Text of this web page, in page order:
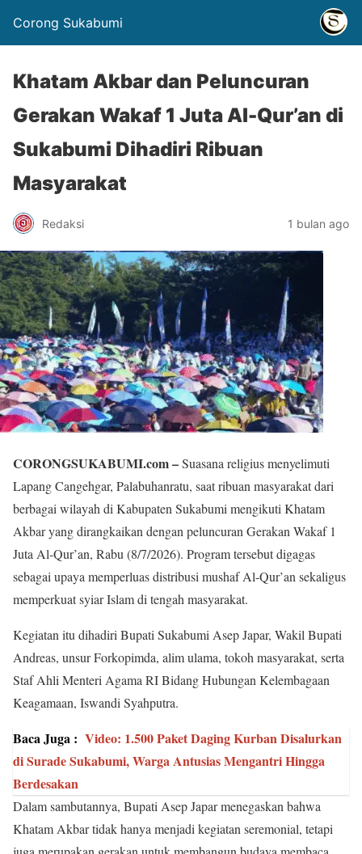
Corong Sukabumi
Khatam Akbar dan Peluncuran
Gerakan Wakaf 1 Juta Al-Qur’an di
Sukabumi Dihadiri Ribuan
Masyarakat
Redaksi 1 bulan ago
CORONGSUKABUMI.com –Suasana religius menyelimuti
Lapang Cangehgar, Palabuhanratu, saat ribuan masyarakat dari
berbagai wilayah di Kabupaten Sukabumi mengikuti Khatam
Akbar yang dirangkaikan dengan peluncuran Gerakan Wakaf 1
Juta Al-Qur’an, Rabu (8/7/2026). Program tersebut digagas
sebagai upaya memperluas distribusi mushaf Al-Qur’an sekaligus
memperkuat syiar Islam di tengah masyarakat.
Kegiatan itu dihadiri Bupati Sukabumi Asep Japar, Wakil Bupati
Andreas, unsur Forkopimda, alim ulama, tokoh masyarakat, serta
Staf Ahli Menteri Agama RI Bidang Hubungan Kelembagaan
Keagamaan, Iswandi Syahputra.
Baca Juga : Video: 1.500 Paket Daging Kurban Disalurkan
di Surade Sukabumi, Warga Antusias Mengantri Hingga
Berdesakan
Dalam sambutannya, Bupati Asep Japar menegaskan bahwa
Khatam Akbar tidak hanya menjadi kegiatan seremonial, tetapi